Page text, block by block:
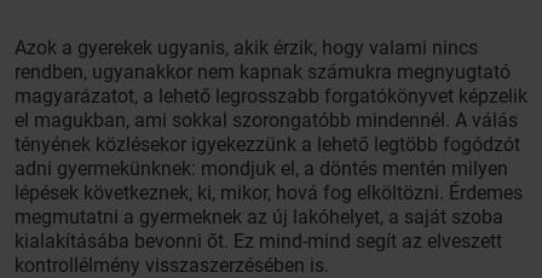
Azok a gyerekek ugyanis, akik érzik, hogy valami nincs
rendben, ugyanakkor nem kapnak számukra megnyugtató
magyarázatot, a lehető legrosszabb forgatókönyvet képzelik
el magukban, ami sokkal szorongatóbb mindennél. A válás
tényének közlésekor igyekezzünk a lehető legtöbb fogódzót
adni gyermekünknek: mondjuk el, a döntés mentén milyen
lépések következnek, ki, mikor, hová fog elköltözni. Érdemes
megmutatni a gyermeknek az új lakóhelyet, a saját szoba
kialakításába bevonni őt. Ez mind-mind segít az elveszett
kontrollélmény visszaszerzésében is.